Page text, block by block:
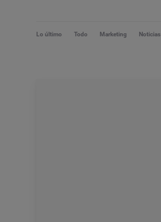
Lo último Todo Marketing Noticias